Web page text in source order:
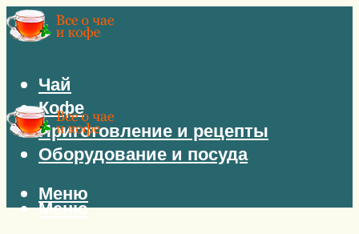
Чай
Кофе
Приготовление и рецепты
Оборудование и посуда
Меню
Меню